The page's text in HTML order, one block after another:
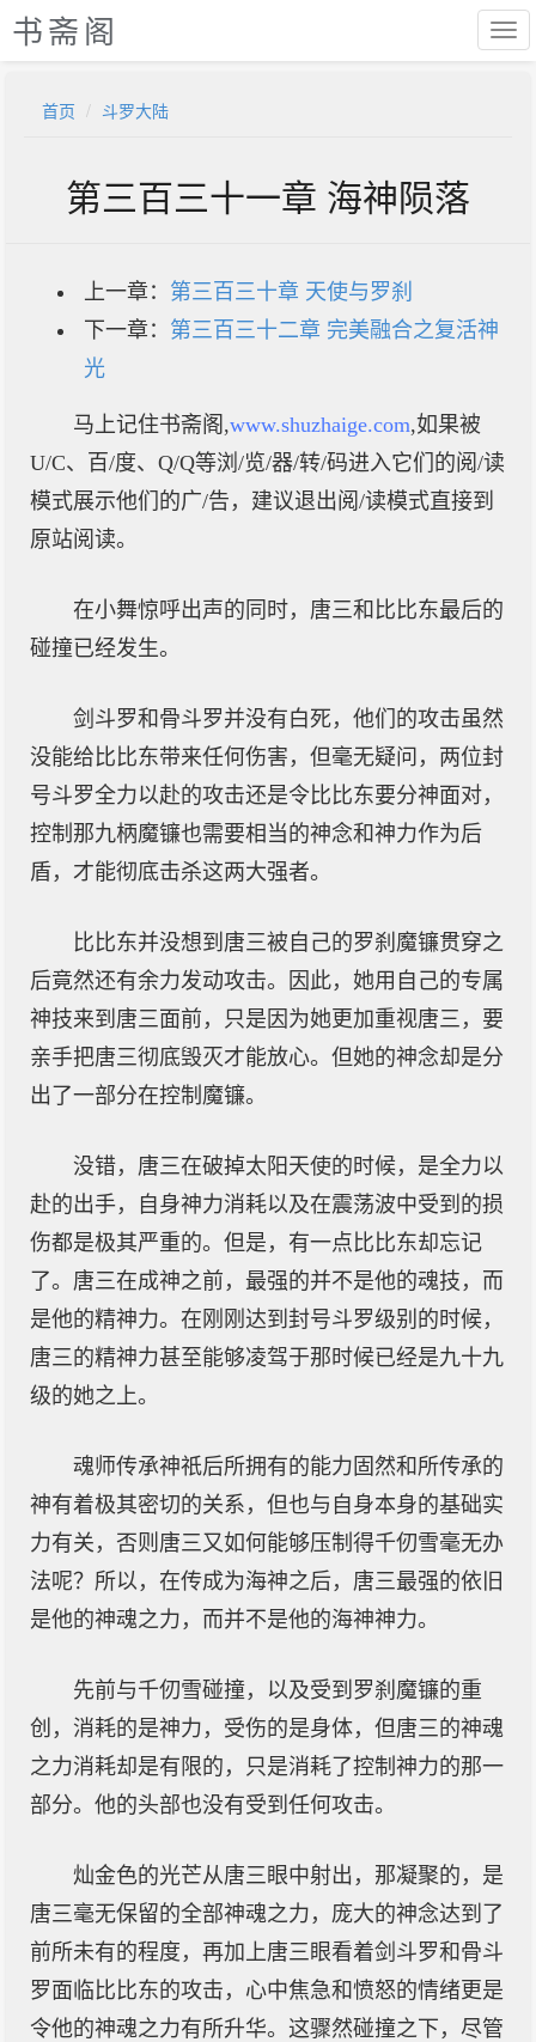
书斋阁
首页 斗罗大陆
第三百三十一章 海神陨落
上一章： 第三百三十章 天使与罗刹
下一章： 第三百三十二章 完美融合之复活神
光
马上记住书斋阁,www.shuzhaige.com,如果被
U/C、百/度、Q/Q等浏/览/器/转/码进入它们的阅/读
模式展示他们的广/告，建议退出阅/读模式直接到
原站阅读。
在小舞惊呼出声的同时，唐三和比比东最后的
碰撞已经发生。
剑斗罗和骨斗罗并没有白死，他们的攻击虽然
没能给比比东带来任何伤害，但毫无疑问，两位封
号斗罗全力以赴的攻击还是令比比东要分神面对，
控制那九柄魔镰也需要相当的神念和神力作为后
盾，才能彻底击杀这两大强者。
比比东并没想到唐三被自己的罗刹魔镰贯穿之
后竟然还有余力发动攻击。因此，她用自己的专属
神技来到唐三面前，只是因为她更加重视唐三，要
亲手把唐三彻底毁灭才能放心。但她的神念却是分
出了一部分在控制魔镰。
没错，唐三在破掉太阳天使的时候，是全力以
赴的出手，自身神力消耗以及在震荡波中受到的损
伤都是极其严重的。但是，有一点比比东却忘记
了。唐三在成神之前，最强的并不是他的魂技，而
是他的精神力。在刚刚达到封号斗罗级别的时候，
唐三的精神力甚至能够凌驾于那时候已经是九十九
级的她之上。
魂师传承神祇后所拥有的能力固然和所传承的
神有着极其密切的关系，但也与自身本身的基础实
力有关，否则唐三又如何能够压制得千仞雪毫无办
法呢？所以，在传成为海神之后，唐三最强的依旧
是他的神魂之力，而并不是他的海神神力。
先前与千仞雪碰撞，以及受到罗刹魔镰的重
创，消耗的是神力，受伤的是身体，但唐三的神魂
之力消耗却是有限的，只是消耗了控制神力的那一
部分。他的头部也没有受到任何攻击。
灿金色的光芒从唐三眼中射出，那凝聚的，是
唐三毫无保留的全部神魂之力，庞大的神念达到了
前所未有的程度，再加上唐三眼看着剑斗罗和骨斗
罗面临比比东的攻击，心中焦急和愤怒的情绪更是
令他的神魂之力有所升华。这骤然碰撞之下，尽管